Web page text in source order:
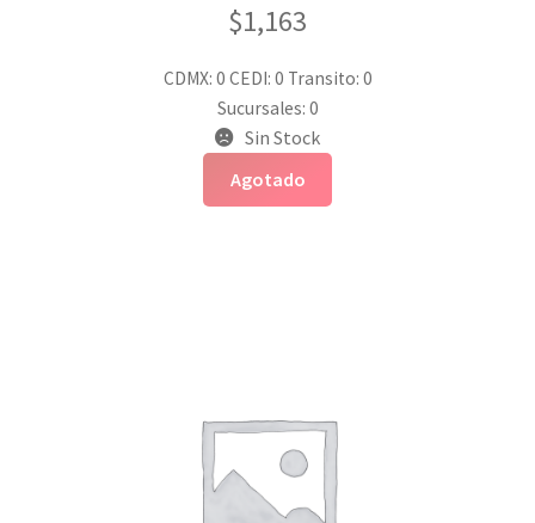
$1,163
CDMX: 0 CEDI: 0 Transito: 0
Sucursales: 0
Sin Stock
Agotado